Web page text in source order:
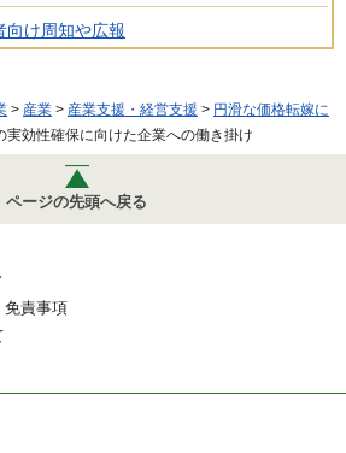
向け周知や広報
> 産業 > 産業支援・経営支援 > 円滑な価格転嫁に
実効性確保に向けた企業への働き掛け
ページの先頭へ戻る
免責事項